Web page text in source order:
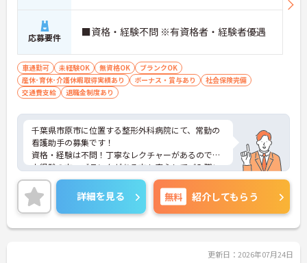
応募要件 ■資格・経験不問 ※有資格者・経験者優遇
車通勤可 未経験OK 無資格OK
ブランクOK
産休･育休･介護休暇取得実績あり
ボーナス・賞与あり
社会保険完備
交通費支給
退職金制度あり
千葉県市原市に位置する整形外科病院にて、常勤の
看護助手の募集です！
資格・経験は不問！丁寧なレクチャーがあるので、
未経験の方・ブランクがある方も安心してご入職い
ただけます。
ご興味ある方には、面接対策ポイントなど、さらに
詳細をお話しいたしますのでお気軽にご相談くださ
い！
詳細を見る 無料 紹介してもらう
更新日：2026年07月24日